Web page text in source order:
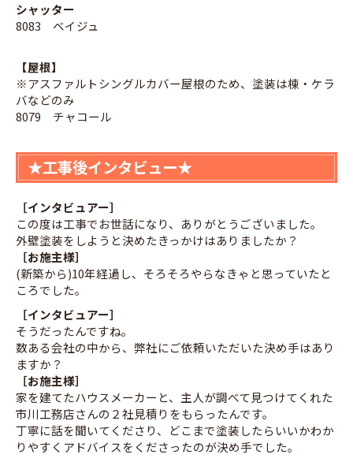
シャッター
8083 ベイジュ
【屋根】
※アスファルトシングルカバー屋根のため、塗装は棟・ケラ
バなどのみ
8079 チャコール
★工事後インタビュー★
［インタビュアー］
この度は工事でお世話になり、ありがとうございました。
外壁塗装をしようと決めたきっかけはありましたか？
［お施主様］
(新築から)10年経過し、そろそろやらなきゃと思っていたと
ころでした。
［インタビュアー］
そうだったんですね。
数ある会社の中から、弊社にご依頼いただいた決め手はあり
ますか？
［お施主様］
家を建てたハウスメーカーと、主人が調べて見つけてくれた
市川工務店さんの２社見積りをもらったんです。
丁寧に話を聞いてくださり、どこまで塗装したらいいかわか
りやすくアドバイスをくださったのが決め手でした。